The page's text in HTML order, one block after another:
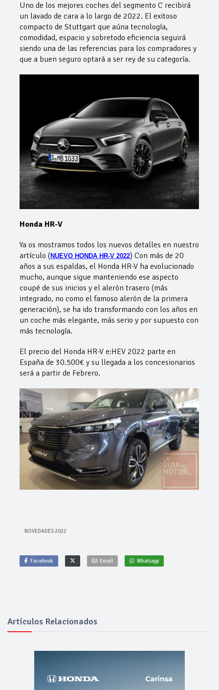
Uno de los mejores coches del segmento C recibirá
un lavado de cara a lo largo de 2022. El exitoso
compacto de Stuttgart que aúna tecnología,
comodidad, espacio y sobretodo eficiencia seguirá
siendo una de las referencias para los compradores y
que a buen seguro optará a ser rey de su categoría.
Honda HR-V
Ya os mostramos todos los nuevos detalles en nuestro
artículo (NUEVO HONDA HR-V 2022) Con más de 20
años a sus espaldas, el Honda HR-V ha evolucionado
mucho, aunque sigue manteniendo ese aspecto
coupé de sus inicios y el alerón trasero (más
integrado, no como el famoso alerón de la primera
generación), se ha ido transformando con los años en
un coche más elegante, más serio y por supuesto con
más tecnología.
El precio del Honda HR-V e:HEV 2022 parte en
España de 30.500€ y su llegada a los concesionarios
será a partir de Febrero.
NOVEDADES 2022
Facebook Email Whatsapp
Artículos Relacionados